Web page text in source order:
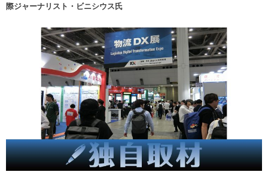
際ジャーナリスト・ビニシウス氏